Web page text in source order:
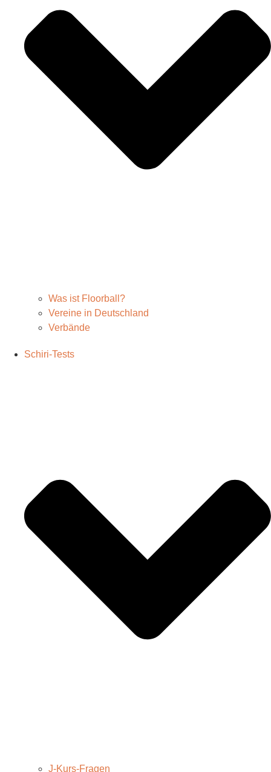
Was ist Floorball?
Vereine in Deutschland
Verbände
Schiri-Tests
J-Kurs-Fragen